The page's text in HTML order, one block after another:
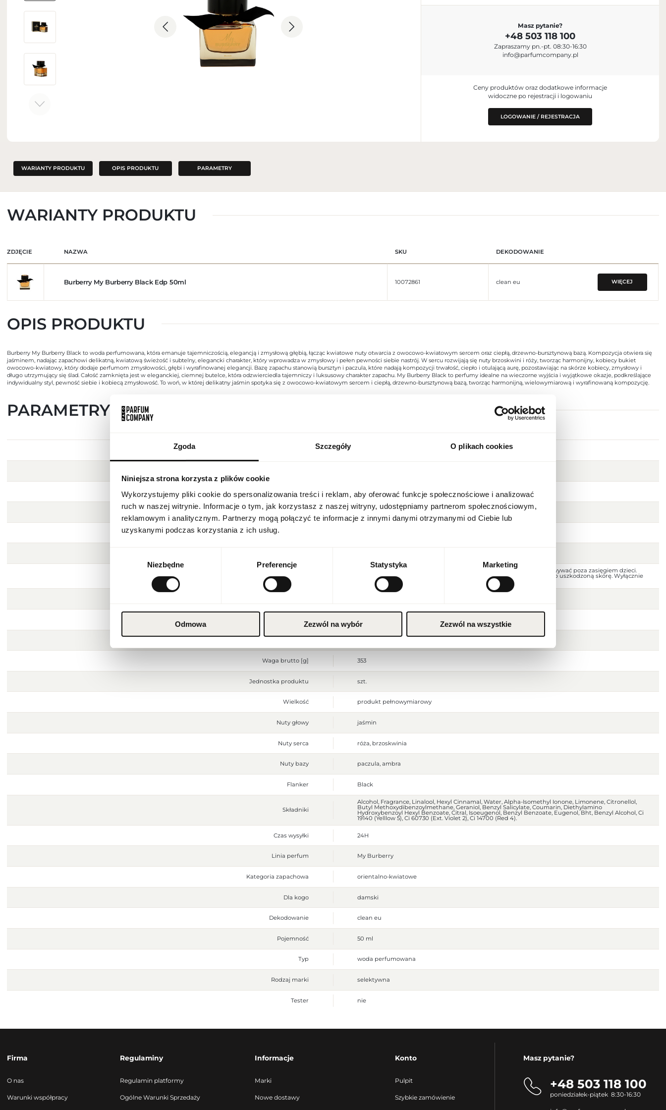
Zgoda Szczegóły O plikach cookies
Niniejsza strona korzysta z plików cookie
Wykorzystujemy pliki cookie do spersonalizowania treści i reklam, aby oferować funkcje społecznościowe i analizować
ruch w naszej witrynie. Informacje o tym, jak korzystasz z naszej witryny, udostępniamy partnerom społecznościowym,
reklamowym i analitycznym. Partnerzy mogą połączyć te informacje z innymi danymi otrzymanymi od Ciebie lub
uzyskanymi podczas korzystania z ich usług.
zgody
Niezbędne Preferencje Statystyka Marketing
Odmowa Zezwól na wybór Zezwól na wszystkie
ZAPACHY DO WNĘTRZ
Masz pytanie?
+48 503 118 100
Zapraszamy pn.-pt. 08:30-16:30
info@parfumcompany.pl
Ceny produktów oraz dodatkowe informacje
widoczne po rejestracji i logowaniu
LOGOWANIE / REJESTRACJA
WARIANTY PRODUKTU OPIS PRODUKTU PARAMETRY
WARIANTY PRODUKTU
ZDJĘCIE NAZWA SKU DEKODOWANIE
Burberry My Burberry Black Edp 50ml 10072861 clean eu WIĘCEJ
OPIS PRODUKTU
Burberry My Burberry Black to woda perfumowana, która emanuje tajemniczością, elegancją i zmysłową głębią, łącząc kwiatowe nuty otwarcia z owocowo-kwiatowym sercem oraz ciepłą, drzewno-bursztynową bazą. Kompozycja otwiera się
jaśminem, nadając zapachowi delikatną, kwiatową świeżość i subtelny, elegancki charakter, który wprowadza w zmysłowy i pełen pewności siebie nastrój. W sercu rozwijają się nuty brzoskwini i róży, tworząc harmonijny, kobiecy bukiet
owocowo-kwiatowy, który dodaje perfumom zmysłowości, głębi i wyrafinowanej elegancji. Bazę zapachu stanowią bursztyn i paczula, które nadają kompozycji trwałość, ciepło i otulającą aurę, pozostawiając na skórze kobiecy, zmysłowy i
długo utrzymujący się ślad. Całość zamknięta jest w eleganckiej, ciemnej butelce, która odzwierciedla tajemniczy i luksusowy charakter zapachu. My Burberry Black to perfumy idealne na wieczorne wyjścia i wyjątkowe okazje, podkreślające
indywidualny styl, pewność siebie i kobiecą zmysłowość. To woń, w której delikatny jaśmin spotyka się z owocowo-kwiatowym sercem i ciepłą, drzewno-bursztynową bazą, tworząc harmonijną, wielowymiarową i wyrafinowaną kompozycję.
PARAMETRY
Kraj pochodzenia Francja
Kod CN 3303 00 10
Stan opakowania
Ostrzeżenia
Produkt łatwopalny. Trzymać z dala od ognia i źródeł ciepła. Przechowywać poza zasięgiem dzieci.
Przechowywać w chłodnym miejscu. Nie stosować na podrażnioną lub uszkodzoną skórę. Wyłącznie
do użytku zewnętrznego.
Waga brutto [g] 353
Jednostka produktu szt.
Wielkość produkt pełnowymiarowy
Nuty głowy jaśmin
Nuty serca róża, brzoskwinia
Nuty bazy paczula, ambra
Flanker Black
Składniki
Alcohol, Fragrance, Linalool, Hexyl Cinnamal, Water, Alpha-Isomethyl Ionone, Limonene, Citronellol,
Butyl Methoxydibenzoylmethane, Geraniol, Benzyl Salicylate, Coumarin, Diethylamino
Hydroxybenzoyl Hexyl Benzoate, Citral, Isoeugenol, Benzyl Benzoate, Eugenol, Bht, Benzyl Alcohol, Ci
19140 (Yelllow 5), Ci 60730 (Ext. Violet 2), Ci 14700 (Red 4).
Czas wysyłki 24H
Linia perfum My Burberry
Kategoria zapachowa orientalno-kwiatowe
Dla kogo damski
Dekodowanie clean eu
Pojemność 50 ml
Typ woda perfumowana
Rodzaj marki selektywna
Tester nie
Firma
O nas
Warunki współpracy
Regulaminy
Regulamin platformy
Ogólne Warunki Sprzedaży
Informacje
Marki
Nowe dostawy
Konto
Pulpit
Szybkie zamówienie
Masz pytanie?
+48 503 118 100
poniedziałek-piątek 8:30-16:30
USTAWIENIA REGIONALNE
Lokalizacja
Język
ZAPISZ